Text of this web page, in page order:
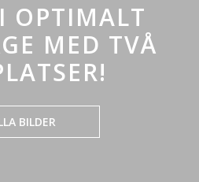
OPTIMALT
MED TVÅ
BILDER